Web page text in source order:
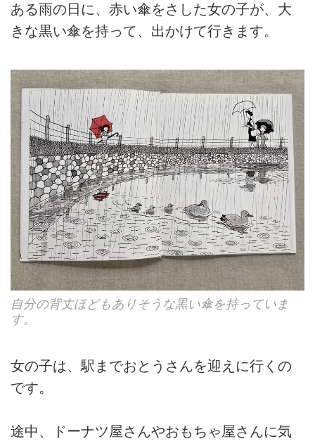
ある雨の日に、赤い傘をさした女の子が、大
きな黒い傘を持って、出かけて行きます。
自分の背丈ほどもありそうな黒い傘を持っていま
す。
女の子は、駅までおとうさんを迎えに行くの
です。
途中、ドーナツ屋さんやおもちゃ屋さんに気